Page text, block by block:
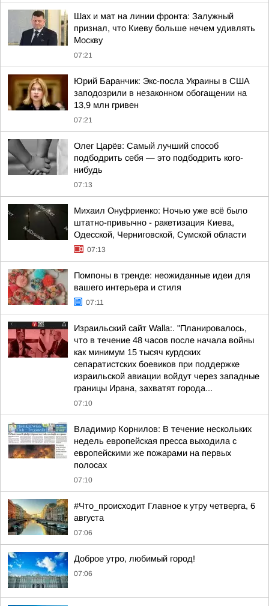
Шах и мат на линии фронта: Залужный
признал, что Киеву больше нечем удивлять
Москву
07:21
Юрий Баранчик: Экс-посла Украины в США
заподозрили в незаконном обогащении на
13,9 млн гривен
07:21
Олег Царёв: Самый лучший способ
подбодрить себя — это подбодрить кого-
нибудь
07:13
Михаил Онуфриенко: Ночью уже всё было
штатно-привычно - ракетизация Киева,
Одесской, Черниговской, Сумской области
07:13
Помпоны в тренде: неожиданные идеи для
вашего интерьера и стиля
07:11
Израильский сайт Walla:. "Планировалось,
что в течение 48 часов после начала войны
как минимум 15 тысяч курдских
сепаратистских боевиков при поддержке
израильской авиации войдут через западные
границы Ирана, захватят города...
07:10
Владимир Корнилов: В течение нескольких
недель европейская пресса выходила с
европейскими же пожарами на первых
полосах
07:10
#Что_происходит Главное к утру четверга, 6
августа
07:06
Доброе утро, любимый город!
07:06